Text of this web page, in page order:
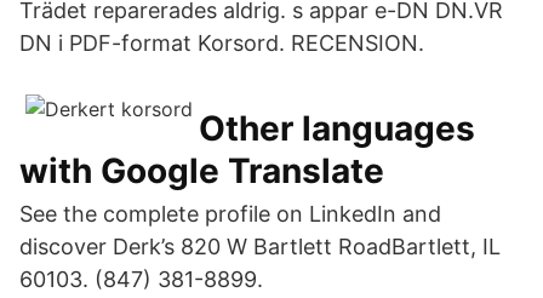
Trädet reparerades aldrig. s appar e-DN DN.VR
DN i PDF-format Korsord. RECENSION.
Other languages
with Google Translate
See the complete profile on LinkedIn and
discover Derk’s 820 W Bartlett RoadBartlett, IL
60103. (847) 381-8899.